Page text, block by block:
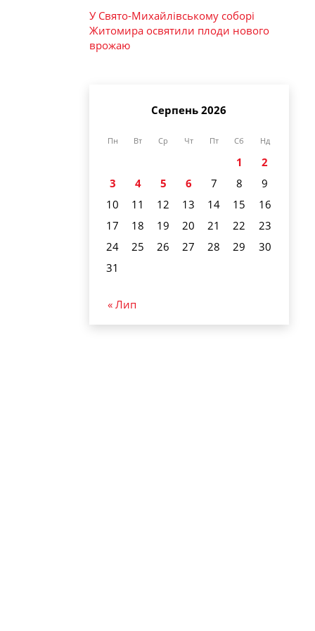
У Свято-Михайлівському соборі
Житомира освятили плоди нового
врожаю
Серпень 2026
Пн Вт Ср Чт Пт Сб Нд
1
2
3
4 5 6 7 8
9
10
11 12 13 14 15
16
17
18 19 20 21 22
23
24
25 26 27 28 29
30
31
« Лип